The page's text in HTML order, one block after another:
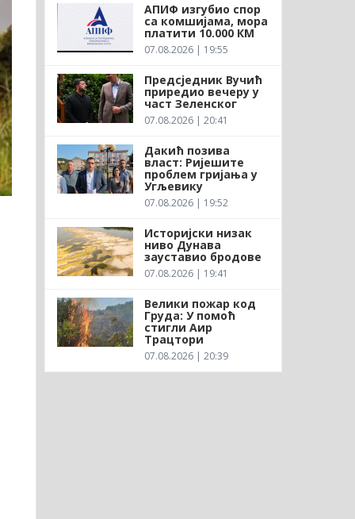
АПИФ изгубио спор
са комшијама, мора
платити 10.000 КМ
07.08.2026 | 19:55
Предсједник Вучић
приредио вечеру у
част Зеленског
07.08.2026 | 20:41
Дакић позива
власт: Ријешите
проблем гријања у
Угљевику
07.08.2026 | 19:52
Историјски низак
ниво Дунава
зауставио бродове
07.08.2026 | 19:41
Велики пожар код
Груда: У помоћ
стигли Аир
Трацтори
07.08.2026 | 20:39